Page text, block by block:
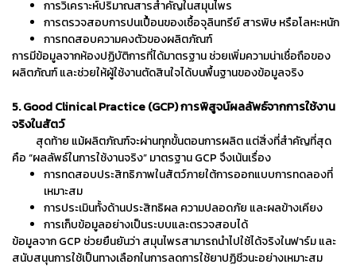
การวิเคราะห์ปริมาณสารสำคัญในสมุนไพร
การตรวจสอบการปนเปื้อนของเชื้อจุลินทรีย์ สารพิษ หรือโลหะหนัก
การทดสอบความคงตัวของผลิตภัณฑ์
การมีข้อมูลจากห้องปฏิบัติการที่ได้มาตรฐาน ช่วยเพิ่มความน่าเชื่อถือของ
ผลิตภัณฑ์ และช่วยให้ผู้ใช้งานตัดสินใจได้บนพื้นฐานของข้อมูลจริง
5. Good Clinical Practice (GCP) การพิสูจน์ผลลัพธ์จากการใช้งาน
จริงในสัตว์
สุดท้าย แม้ผลิตภัณฑ์จะผ่านทุกขั้นตอนการผลิต แต่สิ่งที่สำคัญที่สุด
คือ “ผลลัพธ์ในการใช้งานจริง” มาตรฐาน GCP จึงเน้นเรื่อง
การทดสอบประสิทธิภาพในสัตว์ภายใต้การออกแบบการทดลองที่
เหมาะสม
การประเมินทั้งด้านประสิทธิผล ความปลอดภัย และผลข้างเคียง
การเก็บข้อมูลอย่างเป็นระบบและตรวจสอบได้
ข้อมูลจาก GCP ช่วยยืนยันว่า สมุนไพรสามารถนำไปใช้ได้จริงในฟาร์ม และ
สนับสนุนการใช้เป็นทางเลือกในการลดการใช้ยาปฏิชีวนะอย่างเหมาะสม